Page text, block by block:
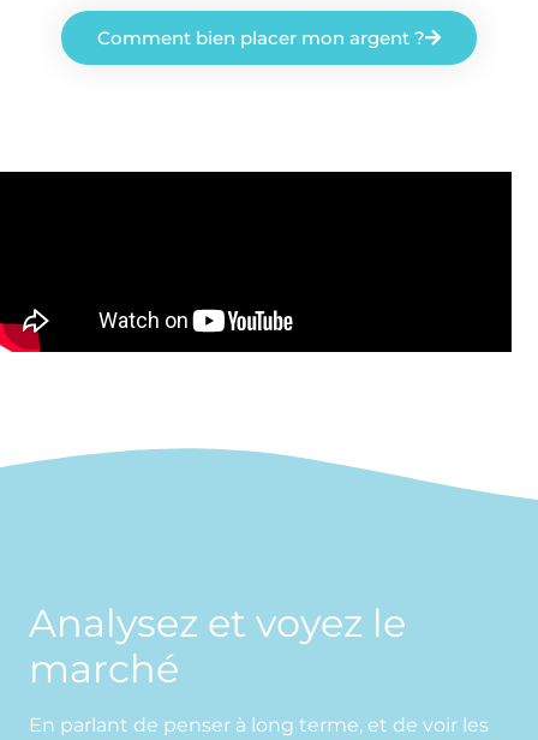
Comment bien placer mon argent ?
Analysez et voyez le
marché
En parlant de penser à long terme, et de voir les